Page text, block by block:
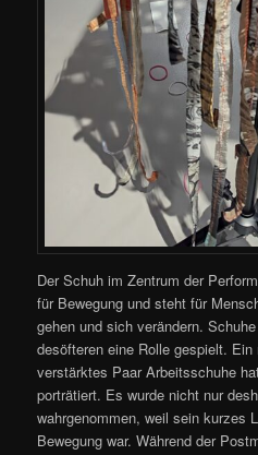
Der Schuh im Zentrum der
für Bewegung und steht für
gehen und sich verändern.
desöfteren eine Rolle gespielt.
verstärktes Paar Arbeitsschuhe
porträtiert. Es wurde nicht nur
wahrgenommen, weil sein kurzes
Bewegung war. Während der